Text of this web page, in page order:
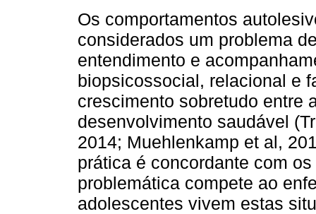
Os comportamentos
considerados um problema
entendimento e
biopsicossocial, relacional e
crescimento sobretudo entre
desenvolvimento saudável
2014; Muehlenkamp et al,
prática é concordante com
problemática compete ao
adolescentes vivem estas